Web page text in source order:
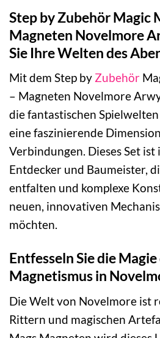
Step by Zubehör Magic
Magneten Novelmore
Sie Ihre Welten des
Mit dem Step by Zubehör
– Magneten Novelmore
die fantastischen
eine faszinierende
Verbindungen. Dieses Set
Entdecker und Baumeister,
entfalten und komplexe
neuen, innovativen
möchten.
Entfesseln Sie die Magie
Magnetismus in
Die Welt von Novelmore ist
Rittern und magischen